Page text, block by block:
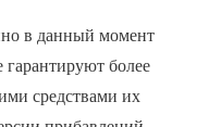
в данный момент
гарантируют более
средствами их